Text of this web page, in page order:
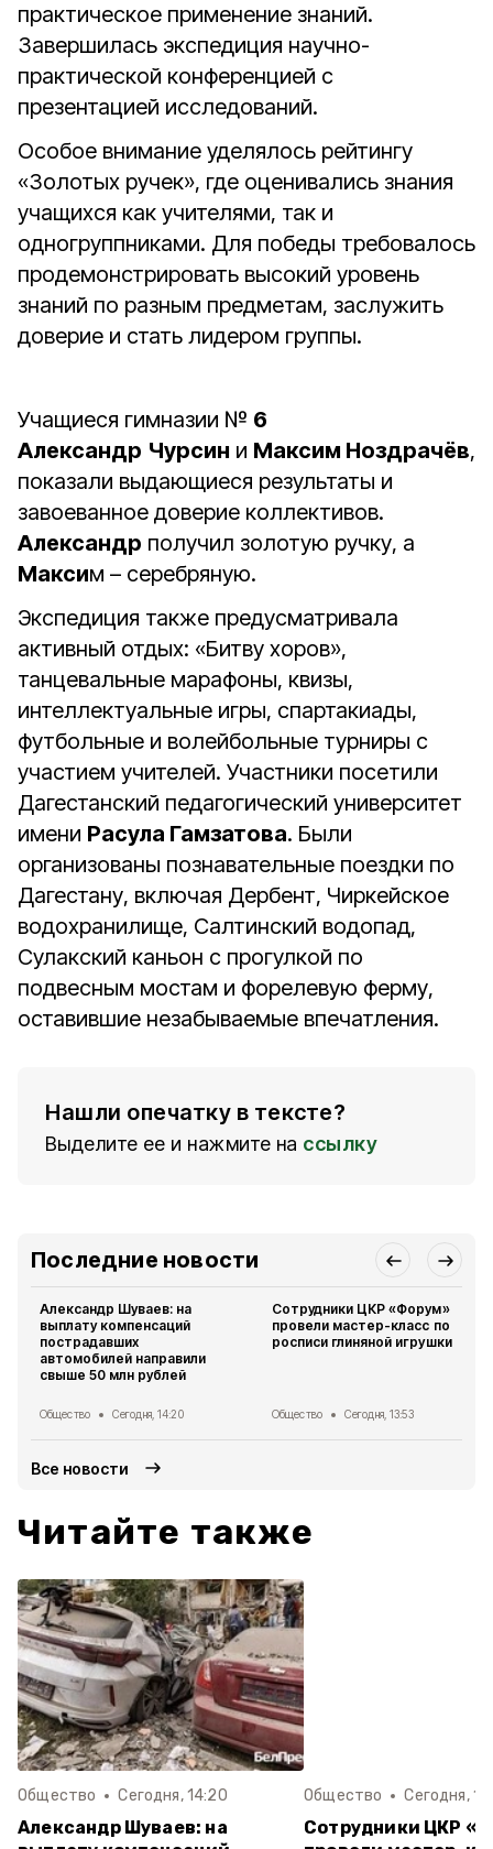
практическое применение знаний.
Завершилась экспедиция научно-
практической конференцией с
презентацией исследований.
Особое внимание уделялось рейтингу
«Золотых ручек», где оценивались знания
учащихся как учителями, так и
одногруппниками. Для победы требовалось
продемонстрировать высокий уровень
знаний по разным предметам, заслужить
доверие и стать лидером группы.
Учащиеся гимназии № 6
Александр Чурсин и Максим Ноздрачёв,
показали выдающиеся результаты и
завоеванное доверие коллективов.
Александр получил золотую ручку, а
Максим – серебряную.
Экспедиция также предусматривала
активный отдых: «Битву хоров»,
танцевальные марафоны, квизы,
интеллектуальные игры, спартакиады,
футбольные и волейбольные турниры с
участием учителей. Участники посетили
Дагестанский педагогический университет
имени Расула Гамзатова. Были
организованы познавательные поездки по
Дагестану, включая Дербент, Чиркейское
водохранилище, Салтинский водопад,
Сулакский каньон с прогулкой по
подвесным мостам и форелевую ферму,
оставившие незабываемые впечатления.
Нашли опечатку в тексте?
Выделите ее и нажмите на ссылку
Последние новости
Александр Шуваев: на
выплату компенсаций
пострадавших
автомобилей направили
свыше 50 млн рублей
Общество Сегодня, 14:20
Сотрудники ЦКР «Форум»
провели мастер-класс по
росписи глиняной игрушки
Общество Сегодня, 13:53
Все новости
Читайте также
Общество Сегодня, 14:20
Александр Шуваев: на
Общество Сегодня,
Сотрудники ЦКР